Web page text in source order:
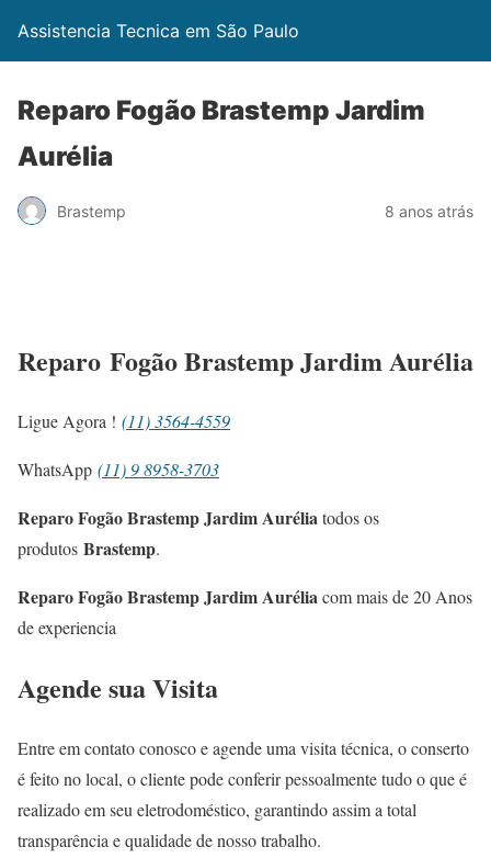
Assistencia Tecnica em São Paulo
Reparo Fogão Brastemp Jardim
Aurélia
Brastemp 8 anos atrás
Reparo Fogão Brastemp Jardim Aurélia
Ligue Agora ! (11) 3564-4559
WhatsApp (11) 9 8958-3703
Reparo Fogão Brastemp Jardim Auréliatodos os
produtos Brastemp.
Reparo Fogão Brastemp Jardim Auréliacom mais de 20 Anos
de experiencia
Agende sua Visita
Entre em contato conosco e agende uma visita técnica, o conserto
é feito no local, o cliente pode conferir pessoalmente tudo o que é
realizado em seu eletrodoméstico, garantindo assim a total
transparência e qualidade de nosso trabalho.